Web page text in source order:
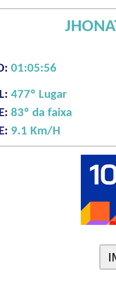
01:05:56
477º Lugar
83º da faixa
9.1 Km/H